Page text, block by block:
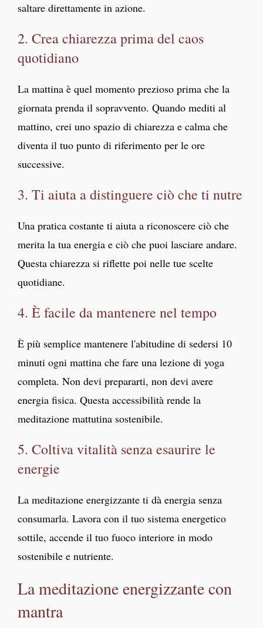
saltare direttamente in azione.
2. Crea chiarezza prima del caos
quotidiano
La mattina è quel momento prezioso prima che la
giornata prenda il sopravvento. Quando mediti al
mattino, crei uno spazio di chiarezza e calma che
diventa il tuo punto di riferimento per le ore
successive.
3. Ti aiuta a distinguere ciò che ti nutre
Una pratica costante ti aiuta a riconoscere ciò che
merita la tua energia e ciò che puoi lasciare andare.
Questa chiarezza si riflette poi nelle tue scelte
quotidiane.
4. È facile da mantenere nel tempo
È più semplice mantenere l'abitudine di sedersi 10
minuti ogni mattina che fare una lezione di yoga
completa. Non devi prepararti, non devi avere
energia fisica. Questa accessibilità rende la
meditazione mattutina sostenibile.
5. Coltiva vitalità senza esaurire le
energie
La meditazione energizzante ti dà energia senza
consumarla. Lavora con il tuo sistema energetico
sottile, accende il tuo fuoco interiore in modo
sostenibile e nutriente.
La meditazione energizzante con
mantra